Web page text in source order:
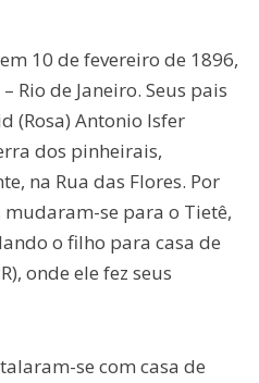
10 de fevereiro de 1896,
Rio de Janeiro. Seus pais
(Rosa) Antonio Isfer
dos pinheirais,
na Rua das Flores. Por
se para o Tietê,
o filho para casa de
onde ele fez seus
se com casa de